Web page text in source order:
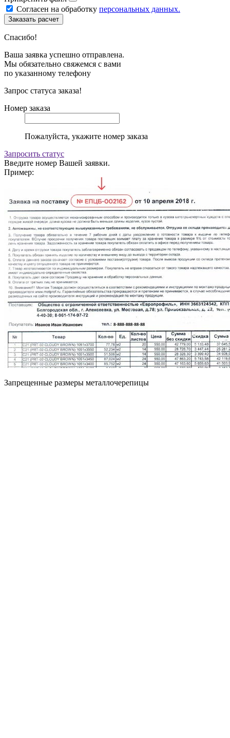
Согласен на обработку персональных данных.
Спасибо!
Ваша заявка успешно отправлена.
Мы обязательно свяжемся с вами
по указанному телефону
Запрос статуса заказа!
Номер заказа
Пожалуйста, укажите номер заказа
Запросить статус
Введите номер Вашей заявки.
Пример:
Запрещенные размеры металлочерепицы